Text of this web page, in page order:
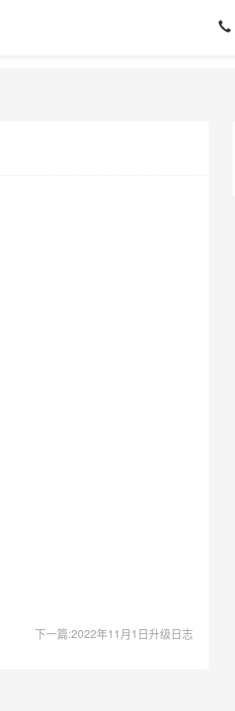
下一篇:2022年11月1日升级日志